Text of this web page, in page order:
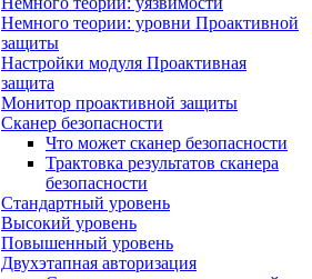
Немного теории: уровни Проактивной
защиты
Настройки модуля Проактивная
защита
Монитор проактивной защиты
Сканер безопасности
Что может сканер безопасности
Трактовка результатов сканера
безопасности
Стандартный уровень
Высокий уровень
Повышенный уровень
Двухэтапная авторизация